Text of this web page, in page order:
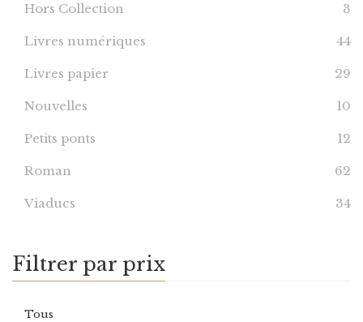
Hors Collection 3
Livres numériques 44
Livres papier 29
Nouvelles 10
Petits ponts 12
Roman 62
Viaducs 34
Filtrer par prix
Tous